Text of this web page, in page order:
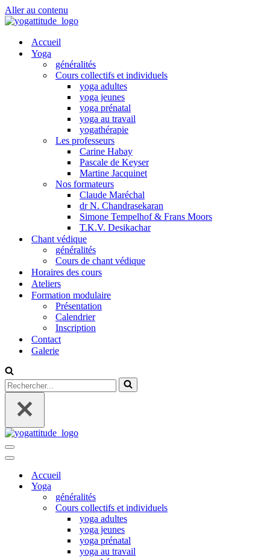
Aller au contenu
Accueil
Yoga
généralités
Cours collectifs et individuels
yoga adultes
yoga jeunes
yoga prénatal
yoga au travail
yogathérapie
Les professeurs
Carine Habay
Pascale de Keyser
Martine Jacquinet
Nos formateurs
Claude Maréchal
dr N. Chandrasekaran
Simone Tempelhof & Frans Moors
T.K.V. Desikachar
Chant védique
généralités
Cours de chant védique
Horaires des cours
Ateliers
Formation modulaire
Présentation
Calendrier
Inscription
Contact
Galerie
Rechercher...
Menu
de
Menu
navigationAccueil
Yoga
généralités
Cours collectifs et individuels
yoga adultes
yoga jeunes
yoga prénatal
yoga au travail